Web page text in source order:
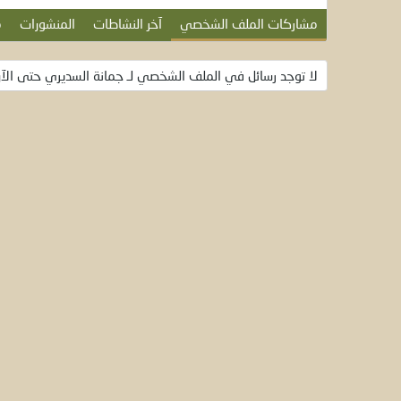
مشاركات الملف الشخصي آخر النشاطات المنشورات
لا توجد رسائل في الملف الشخصي لـ جمانة السديري حتى